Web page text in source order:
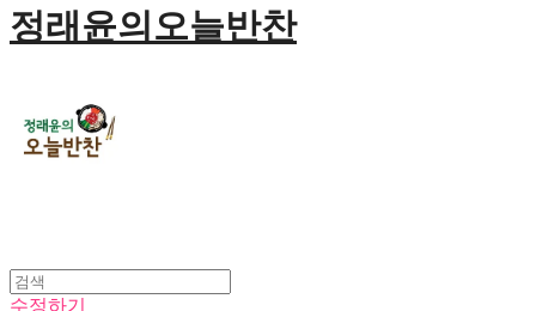
정래윤의오늘반찬
수정하기